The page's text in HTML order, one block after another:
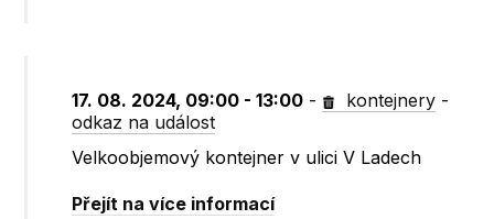
17. 08. 2024, 09:00 - 13:00 - kontejnery -
odkaz na událost
Velkoobjemový kontejner v ulici V Ladech
Přejít na více informací